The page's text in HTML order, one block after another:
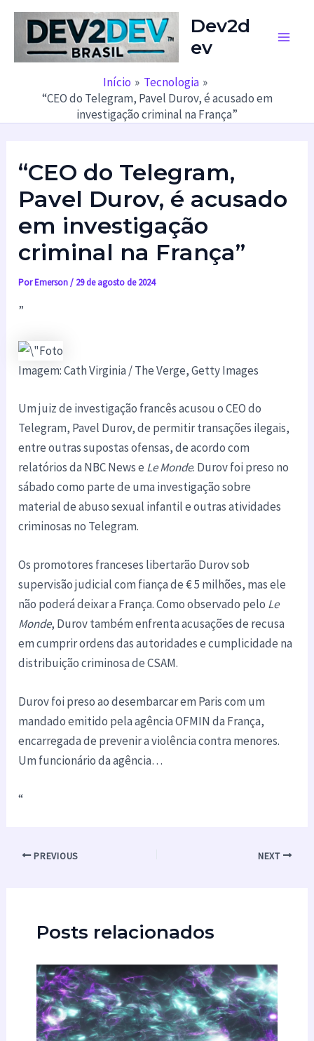
Dev2d
ev
Início
Tecnologia
“CEO do Telegram, Pavel Durov, é acusado em
investigação criminal na França”
“CEO do Telegram,
Pavel Durov, é acusado
em investigação
criminal na França”
PorEmerson/ 29 de agosto de 2024
”
Imagem: Cath Virginia / The Verge, Getty Images
Um juiz de investigação francês acusou o CEO do
Telegram, Pavel Durov, de permitir transações ilegais,
entre outras supostas ofensas, de acordo com
relatórios da NBC News e Le Monde. Durov foi preso no
sábado como parte de uma investigação sobre
material de abuso sexual infantil e outras atividades
criminosas no Telegram.
Os promotores franceses libertarão Durov sob
supervisão judicial com fiança de € 5 milhões, mas ele
não poderá deixar a França. Como observado pelo Le
Monde, Durov também enfrenta acusações de recusa
em cumprir ordens das autoridades e cumplicidade na
distribuição criminosa de CSAM.
Durov foi preso ao desembarcar em Paris com um
mandado emitido pela agência OFMIN da França,
encarregada de prevenir a violência contra menores.
Um funcionário da agência…
“
PREVIOUS NEXT
Posts relacionados